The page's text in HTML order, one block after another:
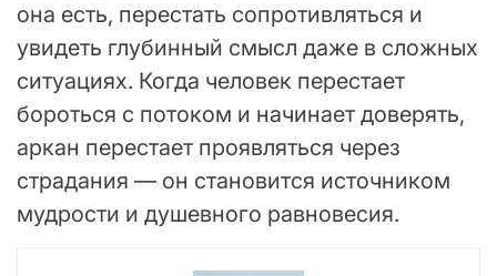
она есть, перестать сопротивляться и
увидеть глубинный смысл даже в сложных
ситуациях. Когда человек перестает
бороться с потоком и начинает доверять,
аркан перестает проявляться через
страдания — он становится источником
мудрости и душевного равновесия.